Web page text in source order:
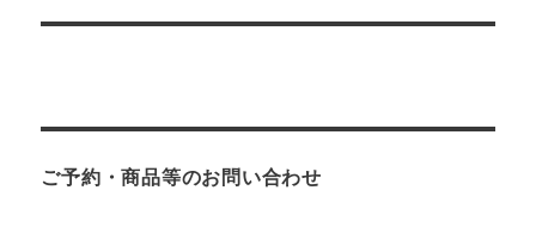
ご予約・商品等のお問い合わせ